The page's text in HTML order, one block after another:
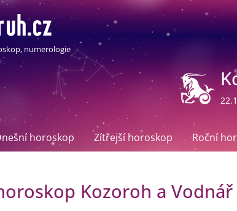
numerologie
horoskop Zítřejší horoskop Roční
Kozoroh a Vodnář